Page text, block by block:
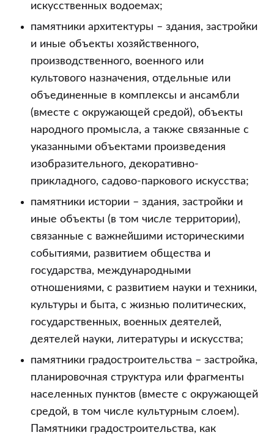
искусственных водоемах;
памятники архитектуры – здания, застройки
и иные объекты хозяйственного,
производственного, военного или
культового назначения, отдельные или
объединенные в комплексы и ансамбли
(вместе с окружающей средой), объекты
народного промысла, а также связанные с
указанными объектами произведения
изобразительного, декоративно-
прикладного, садово-паркового искусства;
памятники истории – здания, застройки и
иные объекты (в том числе территории),
связанные с важнейшими историческими
событиями, развитием общества и
государства, международными
отношениями, с развитием науки и техники,
культуры и быта, с жизнью политических,
государственных, военных деятелей,
деятелей науки, литературы и искусства;
памятники градостроительства – застройка,
планировочная структура или фрагменты
населенных пунктов (вместе с окружающей
средой, в том числе культурным слоем).
Памятники градостроительства, как